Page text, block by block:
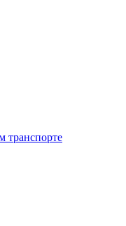
транспорте